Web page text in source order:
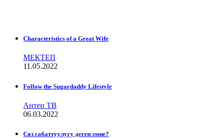
Characteristics of a Great Wife
МЕКТЕП
11.05.2022
Follow the Sugardaddy Lifestyle
Антен ТВ
06.03.2022
Сѳз сабаттуулугу деген эмне?